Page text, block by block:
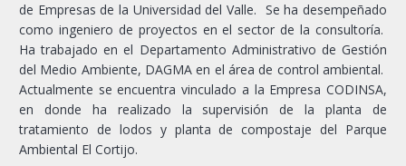
de Empresas de la Universidad del Valle. Se ha desempeñado
como ingeniero de proyectos en el sector de la consultoría.
Ha trabajado en el Departamento Administrativo de Gestión
del Medio Ambiente, DAGMA en el área de control ambiental.
Actualmente se encuentra vinculado a la Empresa CODINSA,
en donde ha realizado la supervisión de la planta de
tratamiento de lodos y planta de compostaje del Parque
Ambiental El Cortijo.